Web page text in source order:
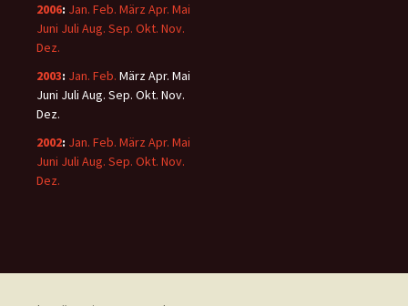
2006: Jan. Feb. März Apr. Mai
Juni Juli Aug. Sep. Okt. Nov.
Dez.
2003: Jan. Feb. MärzApr. Mai
Juni Juli Aug. Sep. Okt. Nov.
Dez.
2002: Jan. Feb. März Apr. Mai
Juni Juli Aug. Sep. Okt. Nov.
Dez.